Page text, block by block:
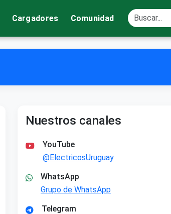
Cargadores Comunidad
Nuestros canales
YouTube
@ElectricosUruguay
WhatsApp
Grupo de WhatsApp
Telegram